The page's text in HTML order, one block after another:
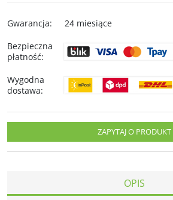
Gwarancja:
24 miesiące
Bezpieczna
płatność:
Wygodna
dostawa:
ZAPYTAJ O PRODUKT
OPIS